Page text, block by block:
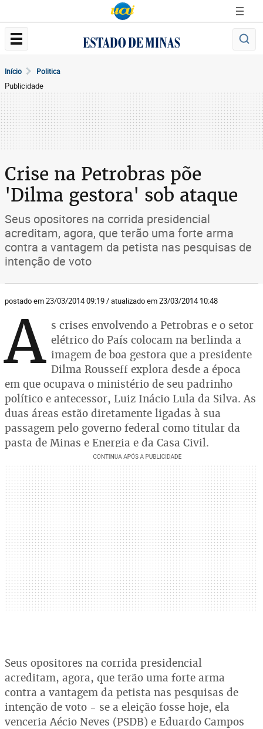
Início Politica
Publicidade
Crise na Petrobras põe
'Dilma gestora' sob ataque
Seus opositores na corrida presidencial
acreditam, agora, que terão uma forte arma
contra a vantagem da petista nas pesquisas de
intenção de voto
postado em 23/03/2014 09:19 / atualizado em 23/03/2014 10:48
A s crises envolvendo a Petrobras e o setor
elétrico do País colocam na berlinda a
imagem de boa gestora que a presidente
Dilma Rousseff explora desde a época
em que ocupava o ministério de seu padrinho
político e antecessor, Luiz Inácio Lula da Silva. As
duas áreas estão diretamente ligadas à sua
passagem pelo governo federal como titular da
pasta de Minas e Energia e da Casa Civil.
Seus opositores na corrida presidencial
acreditam, agora, que terão uma forte arma
contra a vantagem da petista nas pesquisas de
intenção de voto - se a eleição fosse hoje, ela
venceria Aécio Neves (PSDB) e Eduardo Campos